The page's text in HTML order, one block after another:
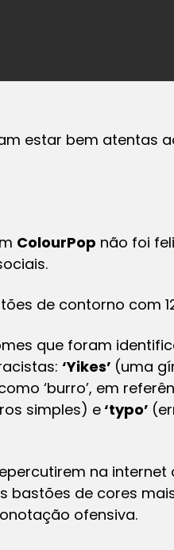
estar bem atentas
ColourPop não foi
de contorno com
que foram
‘Yikes’ (uma
‘burro’, em
simples) e‘typo’
na internet
bastões de cores
ofensiva.